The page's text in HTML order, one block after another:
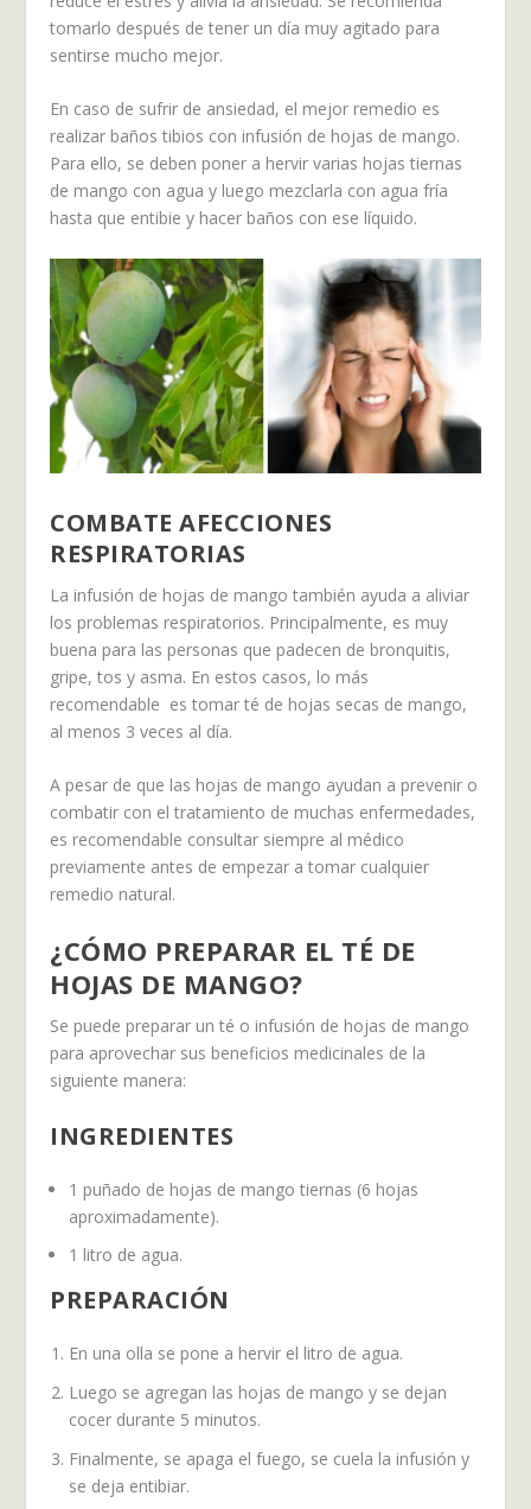
tomarlo después de tener un día muy agitado para
sentirse mucho mejor.
En caso de sufrir de ansiedad, el mejor remedio es
realizar baños tibios con infusión de hojas de mango.
Para ello, se deben poner a hervir varias hojas tiernas
de mango con agua y luego mezclarla con agua fría
hasta que entibie y hacer baños con ese líquido.
COMBATE AFECCIONES
RESPIRATORIAS
La infusión de hojas de mango también ayuda a aliviar
los problemas respiratorios. Principalmente, es muy
buena para las personas que padecen de bronquitis,
gripe, tos y asma. En estos casos, lo más
recomendable es tomar té de hojas secas de mango,
al menos 3 veces al día.
A pesar de que las hojas de mango ayudan a prevenir o
combatir con el tratamiento de muchas enfermedades,
es recomendable consultar siempre al médico
previamente antes de empezar a tomar cualquier
remedio natural.
¿CÓMO PREPARAR EL TÉ DE
HOJAS DE MANGO?
Se puede preparar un té o infusión de hojas de mango
para aprovechar sus beneficios medicinales de la
siguiente manera:
INGREDIENTES
1 puñado de hojas de mango tiernas (6 hojas
aproximadamente).
1 litro de agua.
PREPARACIÓN
En una olla se pone a hervir el litro de agua.
Luego se agregan las hojas de mango y se dejan
cocer durante 5 minutos.
Finalmente, se apaga el fuego, se cuela la infusión y
se deja entibiar.